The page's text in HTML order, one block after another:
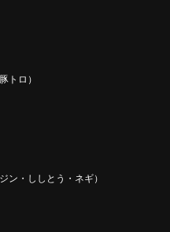
トロ）
・ししとう・ネギ）